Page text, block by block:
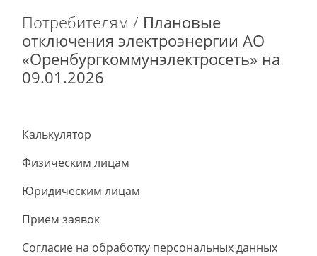
Потребителям / Плановые
отключения электроэнергии АО
«Оренбургкоммунэлектросеть» на
09.01.2026
Калькулятор
Физическим лицам
Юридическим лицам
Прием заявок
Согласие на обработку персональных данных